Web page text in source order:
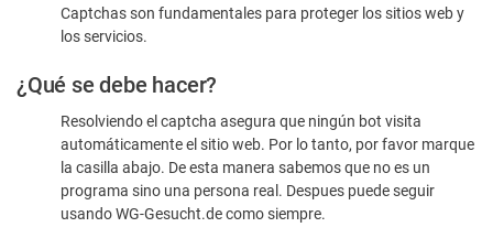
humano
Captchas son fundamentales para proteger los sitios web y
los servicios.
¿Qué se debe hacer?
Resolviendo el captcha asegura que ningún bot visita
automáticamente el sitio web. Por lo tanto, por favor marque
la casilla abajo. De esta manera sabemos que no es un
programa sino una persona real. Despues puede seguir
usando WG-Gesucht.de como siempre.